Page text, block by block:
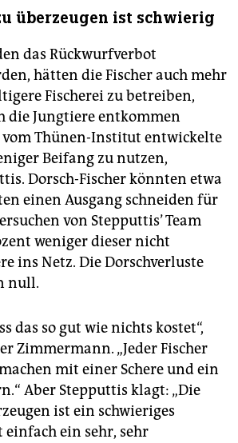
überzeugen ist schwierig
das Rückwurfverbot
hätten die Fischer auch mehr
Fischerei zu betreiben,
die Jungtiere entkommen
Thünen-Institut entwickelte
Beifang zu nutzen,
Dorsch-Fischer könnten etwa
einen Ausgang schneiden für
von Stepputtis’ Team
weniger dieser nicht
ins Netz. Die Dorschverluste
null.
das so gut wie nichts kostet“,
Zimmermann. „Jeder Fischer
mit einer Schere und ein
Aber Stepputtis klagt: „Die
ist ein schwieriges
einfach ein sehr, sehr